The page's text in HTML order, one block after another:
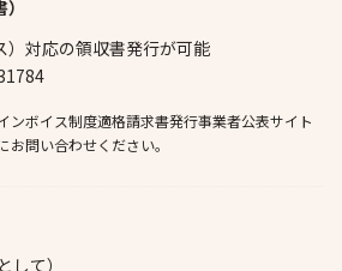
）対応の領収書発行が可能
ボイス制度適格請求書発行事業者公表サイト
問い合わせください。
て）